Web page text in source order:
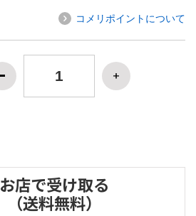
コメリポイントについて
お店で受け取る
（送料無料）